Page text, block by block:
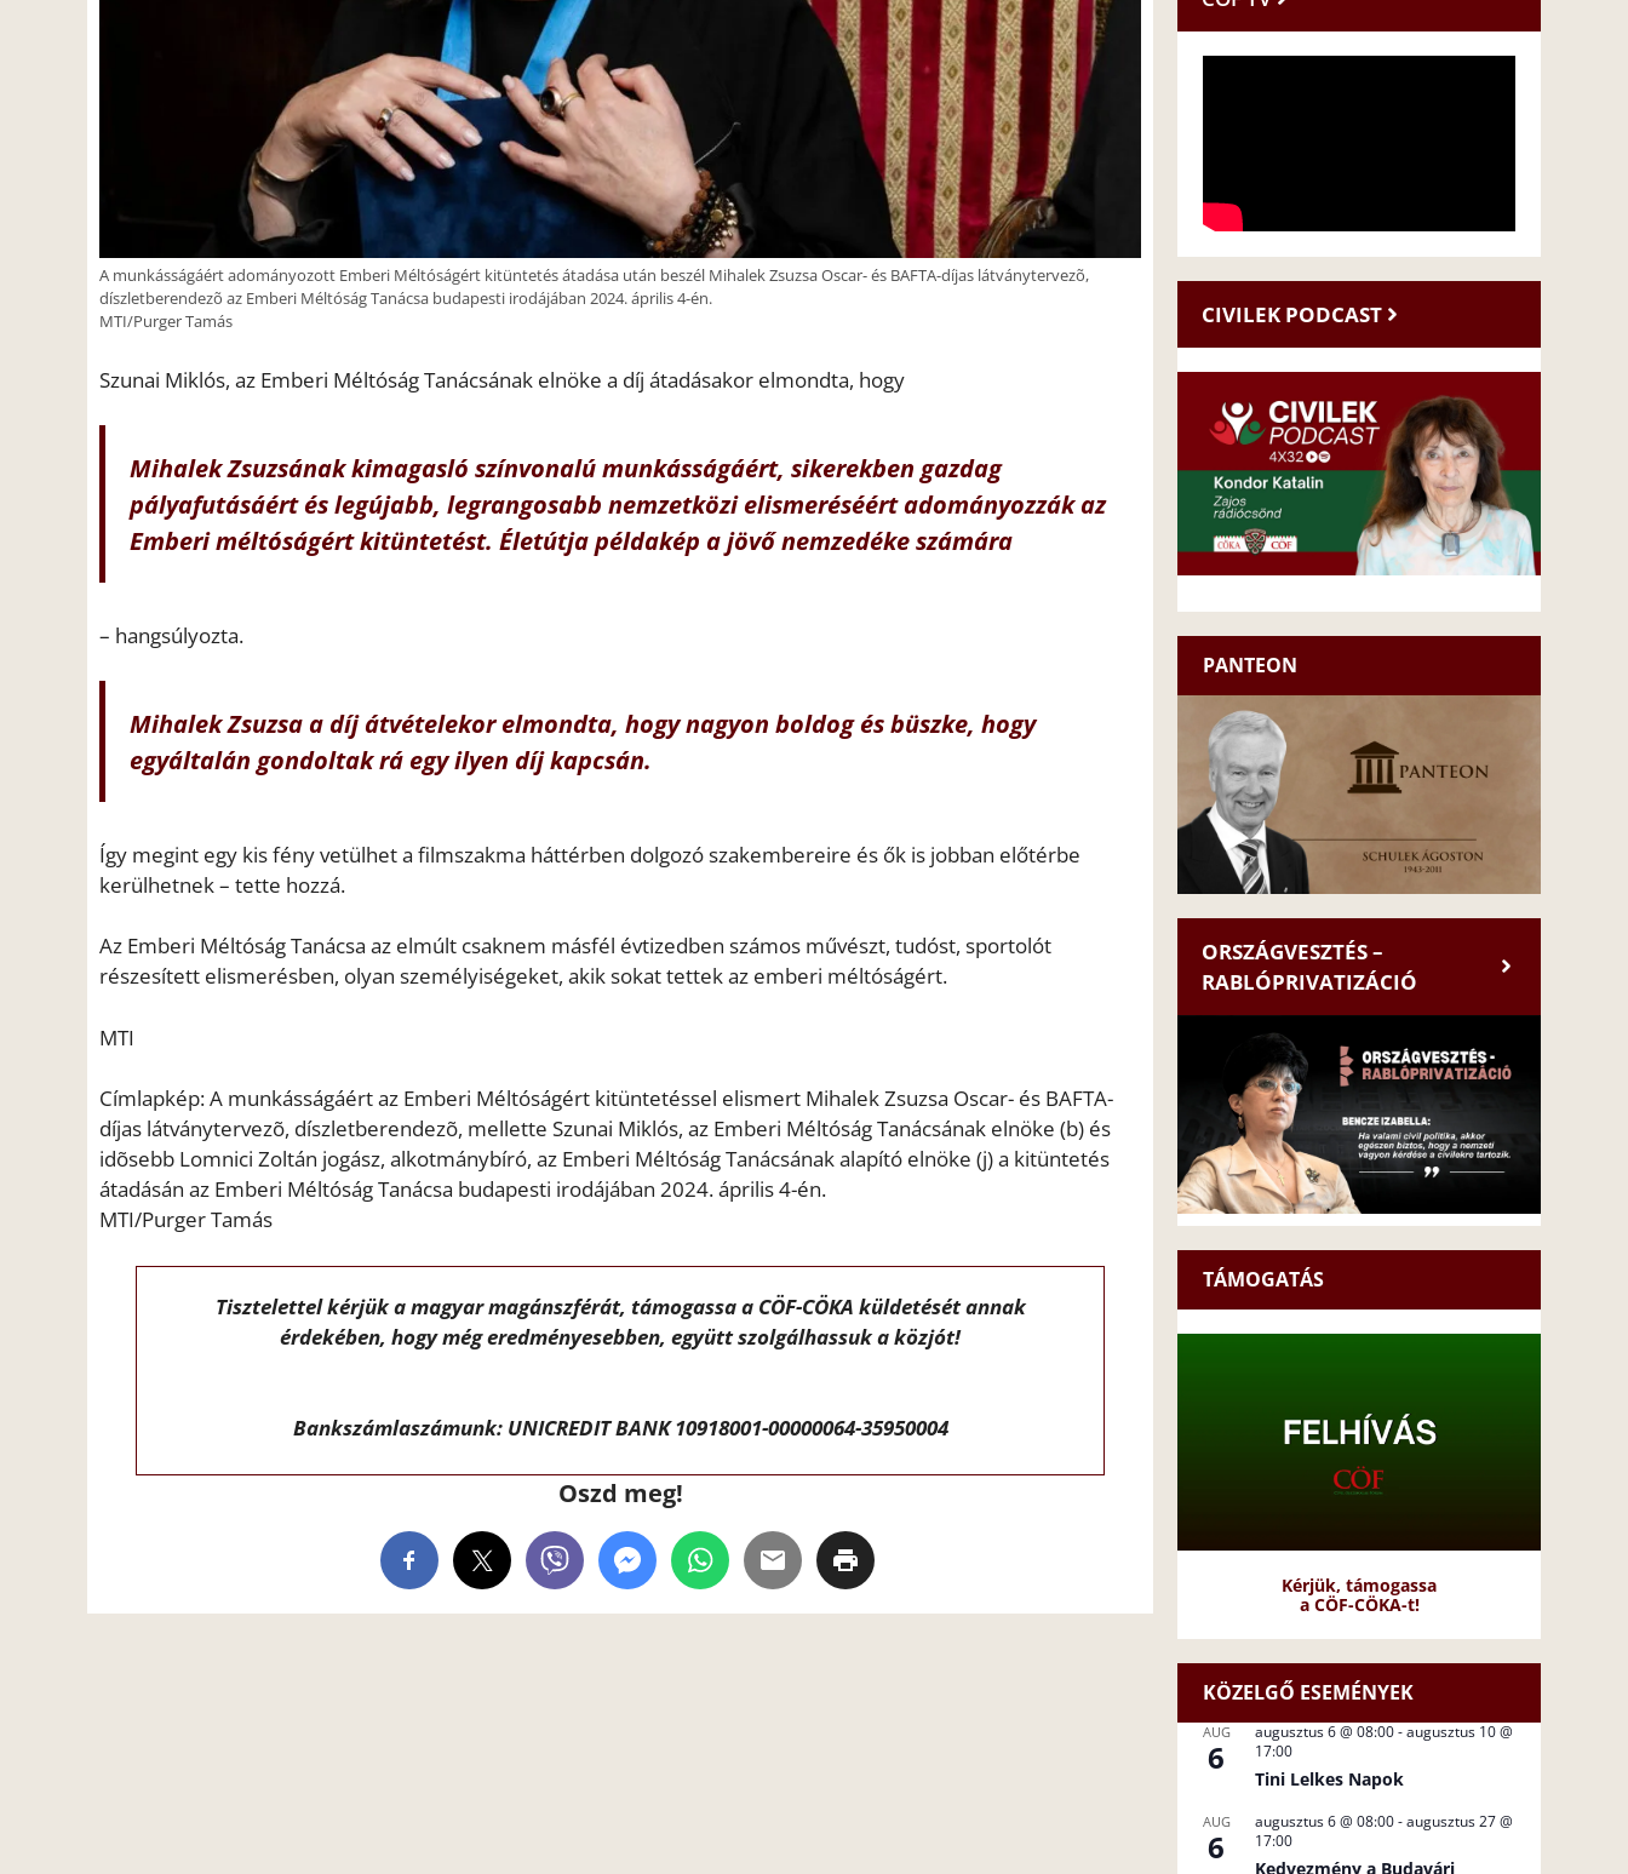
A munkásságáért adományozott Emberi Méltóságért kitüntetés átadása után beszél Mihalek Zsuzsa Oscar- és BAFTA-díjas látványtervezõ,
díszletberendezõ az Emberi Méltóság Tanácsa budapesti irodájában 2024. április 4-én.
MTI/Purger Tamás
Szunai Miklós, az Emberi Méltóság Tanácsának elnöke a díj átadásakor elmondta, hogy
Mihalek Zsuzsának kimagasló színvonalú munkásságáért, sikerekben gazdag
pályafutásáért és legújabb, legrangosabb nemzetközi elismeréséért adományozzák az
Emberi méltóságért kitüntetést. Életútja példakép a jövő nemzedéke számára
– hangsúlyozta.
Mihalek Zsuzsa a díj átvételekor elmondta, hogy nagyon boldog és büszke, hogy
egyáltalán gondoltak rá egy ilyen díj kapcsán.
Így megint egy kis fény vetülhet a filmszakma háttérben dolgozó szakembereire és ők is jobban előtérbe
kerülhetnek – tette hozzá.
Az Emberi Méltóság Tanácsa az elmúlt csaknem másfél évtizedben számos művészt, tudóst, sportolót
részesített elismerésben, olyan személyiségeket, akik sokat tettek az emberi méltóságért.
MTI
Címlapkép: A munkásságáért az Emberi Méltóságért kitüntetéssel elismert Mihalek Zsuzsa Oscar- és BAFTA-
díjas látványtervezõ, díszletberendezõ, mellette Szunai Miklós, az Emberi Méltóság Tanácsának elnöke (b) és
idõsebb Lomnici Zoltán jogász, alkotmánybíró, az Emberi Méltóság Tanácsának alapító elnöke (j) a kitüntetés
átadásán az Emberi Méltóság Tanácsa budapesti irodájában 2024. április 4-én.
MTI/Purger Tamás
Tisztelettel kérjük a magyar magánszférát, támogassa a CÖF-CÖKA küldetését annak
érdekében, hogy még eredményesebben, együtt szolgálhassuk a közjót!
Bankszámlaszámunk: UNICREDIT BANK 10918001-00000064-35950004
Oszd meg!
CIVILEK PODCAST
PANTEON
ORSZÁGVESZTÉS –
RABLÓPRIVATIZÁCIÓ
TÁMOGATÁS
Kérjük, támogassa
a CÖF-CÖKA-t!
KÖZELGŐ ESEMÉNYEK
AUG
6
augusztus 6 @ 08:00-augusztus 10 @
17:00
Tini Lelkes Napok
AUG
6
augusztus 6 @ 08:00-augusztus 27 @
17:00
Kedvezmény a Budavári